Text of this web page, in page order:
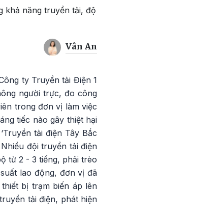
khả năng truyền tải, độ
Vân An
ty Truyền tải Điện 1
người trực, đo công
trong đơn vị làm việc
tiếc nào gây thiệt hại
tải điện Tây Bắc
đội truyền tải điện
từ 2 - 3 tiếng, phải trèo
lao động, đơn vị đã
bị trạm biến áp lên
tải điện, phát hiện